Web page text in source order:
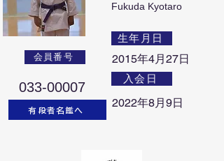
会員番号
033-00007
有段者名鑑へ
Fukuda Kyotaro
生年月日
2015年4月27日
入会日
2022年8月9日